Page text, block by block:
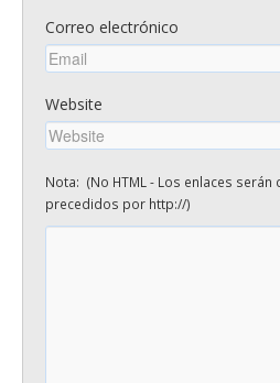
Correo electrónico
Website
Nota: (No HTML - Los enlaces
precedidos por http://)